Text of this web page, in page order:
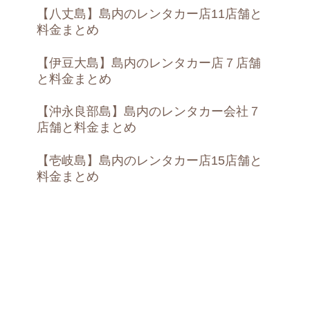
【八丈島】島内のレンタカー店11店舗と
料金まとめ
【伊豆大島】島内のレンタカー店７店舗
と料金まとめ
【沖永良部島】島内のレンタカー会社７
店舗と料金まとめ
【壱岐島】島内のレンタカー店15店舗と
料金まとめ